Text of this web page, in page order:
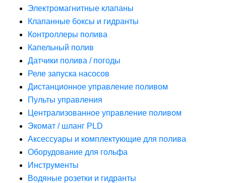
Электромагнитные клапаны
Клапанные боксы и гидранты
Контроллеры полива
Капельный полив
Датчики полива / погоды
Реле запуска насосов
Дистанционное управление поливом
Пульты управления
Централизованное управление поливом
Экомат / шланг PLD
Аксессуары и комплектующие для полива
Оборудование для гольфа
Инструменты
Водяные розетки и гидранты